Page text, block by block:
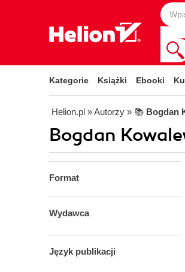
Kategorie Książki Ebooki
Helion.pl » Autorzy » 📚 Bogdan
Bogdan
Format
Wydawca
Język publikacji